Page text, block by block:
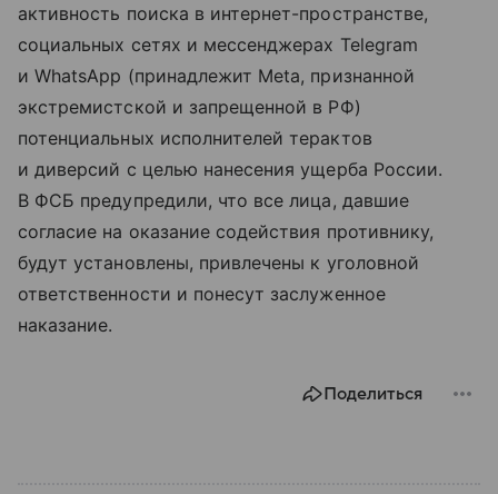
активность поиска в интернет-пространстве,
социальных сетях и мессенджерах Telegram
и WhatsApp (принадлежит Meta, признанной
экстремистской и запрещенной в РФ)
потенциальных исполнителей терактов
и диверсий с целью нанесения ущерба России.
В ФСБ предупредили, что все лица, давшие
согласие на оказание содействия противнику,
будут установлены, привлечены к уголовной
ответственности и понесут заслуженное
наказание.
Поделиться